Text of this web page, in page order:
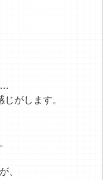
…
がします。
が、